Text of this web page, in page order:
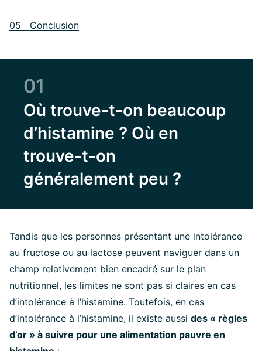
05 Conclusion
01
Où trouve-t-on beaucoup
d’histamine ? Où en
trouve-t-on
généralement peu ?
Tandis que les personnes présentant une intolérance
au fructose ou au lactose peuvent naviguer dans un
champ relativement bien encadré sur le plan
nutritionnel, les limites ne sont pas si claires en cas
d’intolérance à l’histamine. Toutefois, en cas
d’intolérance à l’histamine, il existe aussi des « règles
d’or » à suivre pour une alimentation pauvre en